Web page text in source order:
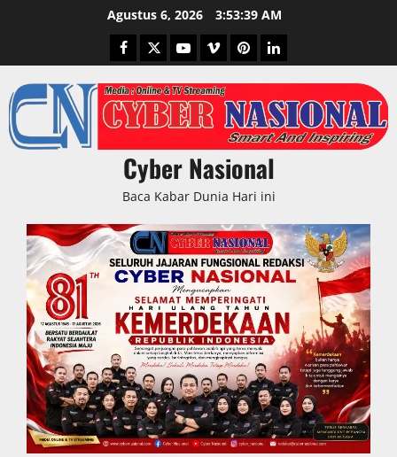
Agustus 6, 2026 3:53:40 AM
Facebook
TwitterYoutubeVimeoPinterestLinkedIn
Cyber Nasional
Baca Kabar Dunia Hari ini